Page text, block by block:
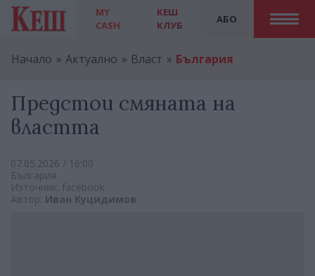
MY
CASH
АБО
КЕШ
КЛУБ
Начало Актуално Власт България
Предстои смяната на
властта
07.05.2026 / 16:00
България
Източник: facebook
Автор: Иван Куцидимов